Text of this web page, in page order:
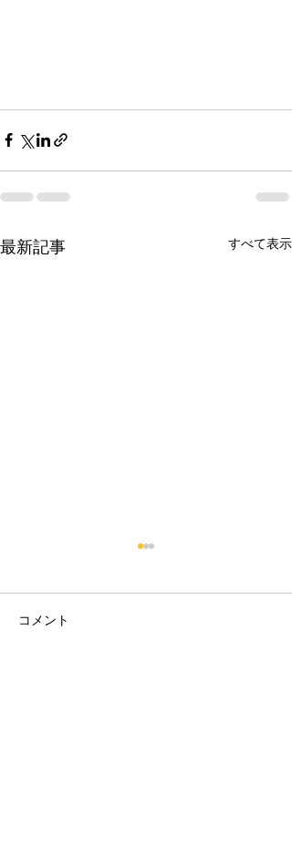
最新記事 すべて表示
コメント